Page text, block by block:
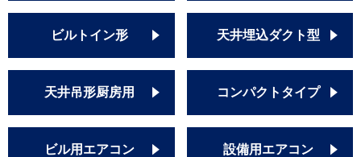
ビルトイン形 天井埋込ダクト型
天井吊形厨房用 コンパクトタイプ
ビル用エアコン 設備用エアコン